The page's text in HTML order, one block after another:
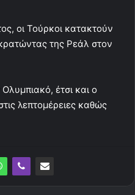
οι Τούρκοι κατακτούν
της Ρεάλ στον
έτσι και ο
λεπτομέρειες καθώς